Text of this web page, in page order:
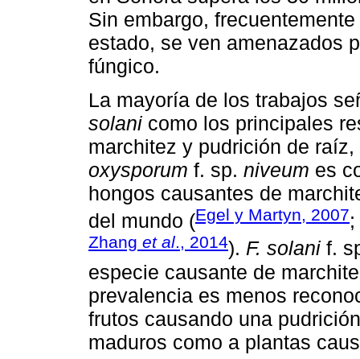
Sin embargo,
estado, se ven amenazados
fúngico.
La mayoría de los trabajos
solani como los principales
marchitez y pudrición de
oxysporum f. sp. niveum es
hongos causantes de
del mundo (Egel y Martyn, 2007;
Zhang et al., 2014). F. solani f.
especie causante de
prevalencia es menos
frutos causando una
maduros como a plantas